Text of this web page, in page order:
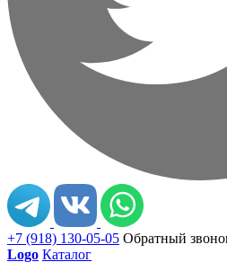
+7 (918) 130-05-05 Обратный
Logo Каталог